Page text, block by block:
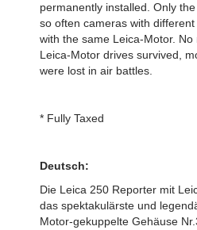
permanently installed. Only
so often cameras with
with the same Leica-Motor.
Leica-Motor drives survived,
were lost in air battles.
* Fully Taxed
Deutsch:
Die Leica 250 Reporter mit
das spektakulärste und
Motor-gekuppelte Gehäuse